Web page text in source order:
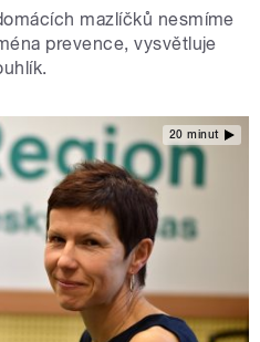
mazlíčků nesmíme
prevence, vysvětluje
20 minut